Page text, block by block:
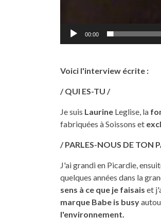
00:00
Voici l'interview écrite :
/ QUI ES-TU /
Je suis Laurine Leglise, la
fabriquées à Soissons et
/ PARLES-NOUS DE TON
J'ai grandi en Picardie,
quelques années dans la
sens à ce que je faisais et
marque Babe is busy
l'environnement.